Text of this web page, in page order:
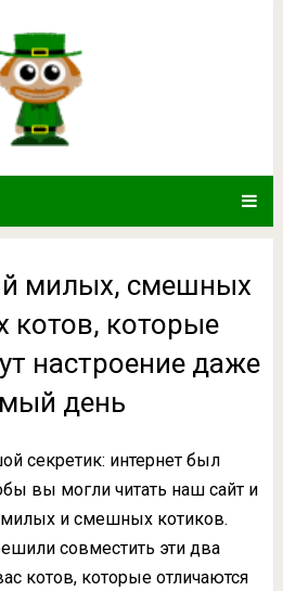
милых, смешных и
поднимут настроение
милых, смешных
котов, которые
настроение даже
день
секретик: интернет был
вы могли читать наш сайт и
и смешных котиков.
совместить эти два
котов, которые отличаются